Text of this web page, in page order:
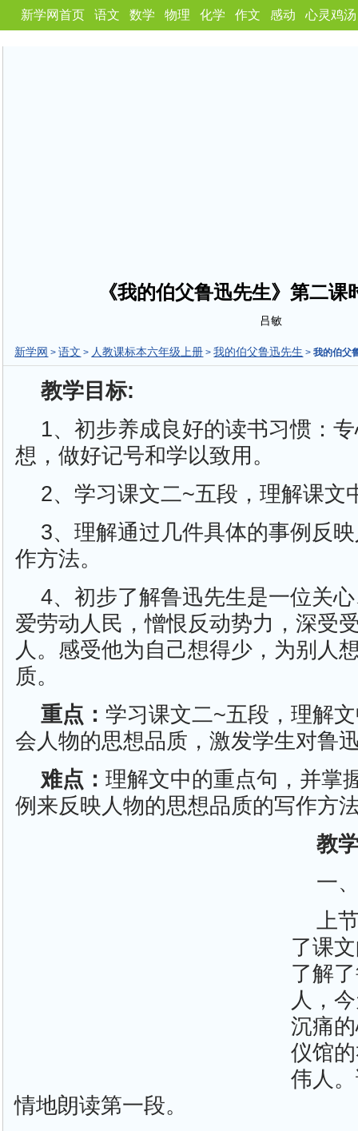
新学网首页 语文 数学 物理 化学 作文 感动 心灵鸡汤
《我的伯父鲁迅先生》第二课
吕敏
新学网 >语文 > 人教课标本六年级上册 >我的伯父鲁迅先生 >我的伯父
教学目标:
1、初步养成良好的读书习惯：
想，做好记号和学以致用。
2、学习课文二~五段，理解课文
3、理解通过几件具体的事例反
作方法。
4、初步了解鲁迅先生是一位关
爱劳动人民，憎恨反动势力，深受
人。感受他为自己想得少，为别人
质。
重点：学习课文二~五段，理解
会人物的思想品质，激发学生对鲁
难点：理解文中的重点句，并掌
例来反映人物的思想品质的写作方
教
一
上
了课
了解
人，
沉痛
仪馆
伟人
情地朗读第一段。